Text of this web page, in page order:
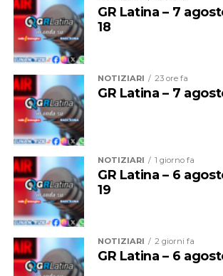
post affido).
Per adottarla scrivete al numero
2126 con una breve presentazione SOLO
REALMENTE INTERESSATI (NO
GR Latina – 7
18
NOTIZIARI 23 ore fa
GR Latina – 7
NOTIZIARI 1 giorno fa
GR Latina – 6
19
NOTIZIARI 2 giorni fa
GR Latina – 6